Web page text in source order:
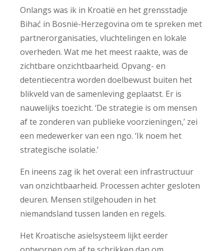
Onlangs was ik in Kroatië en het grensstadje
Bihać in Bosnië-Herzegovina om te spreken met
partnerorganisaties, vluchtelingen en lokale
overheden. Wat me het meest raakte, was de
zichtbare onzichtbaarheid. Opvang- en
detentiecentra worden doelbewust buiten het
blikveld van de samenleving geplaatst. Er is
nauwelijks toezicht. ‘De strategie is om mensen
af te zonderen van publieke voorzieningen,’ zei
een medewerker van een ngo. ‘Ik noem het
strategische isolatie.’
En ineens zag ik het overal: een infrastructuur
van onzichtbaarheid. Processen achter gesloten
deuren. Mensen stilgehouden in het
niemandsland tussen landen en regels.
Het Kroatische asielsysteem lijkt eerder